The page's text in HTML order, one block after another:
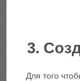
3.
Для того